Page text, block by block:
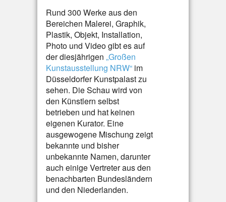
Rund 300 Werke aus den
Bereichen Malerei, Graphik,
Plastik, Objekt, Installation,
Photo und Video gibt es auf
der diesjährigen „Großen
Kunstausstellung NRW“ im
Düsseldorfer Kunstpalast zu
sehen. Die Schau wird von
den Künstlern selbst
betrieben und hat keinen
eigenen Kurator. Eine
ausgewogene Mischung zeigt
bekannte und bisher
unbekannte Namen, darunter
auch einige Vertreter aus den
benachbarten Bundesländern
und den Niederlanden.